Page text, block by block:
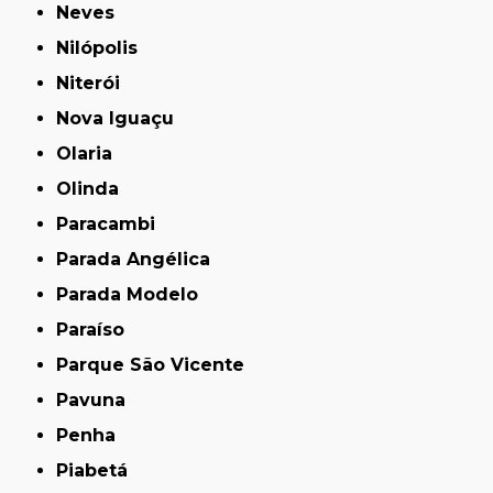
Neves
Nilópolis
Niterói
Nova Iguaçu
Olaria
Olinda
Paracambi
Parada Angélica
Parada Modelo
Paraíso
Parque São Vicente
Pavuna
Penha
Piabetá